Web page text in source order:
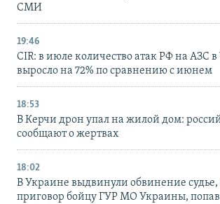
СМИ
19:46
CIR: в июле количество атак РФ на АЗС
выросло на 72% по сравнению с июнем
18:53
В Керчи дрон упал на жилой дом:
сообщают о жертвах
18:02
В Украине выдвинули обвинение
приговор бойцу ГУР МО Украины,